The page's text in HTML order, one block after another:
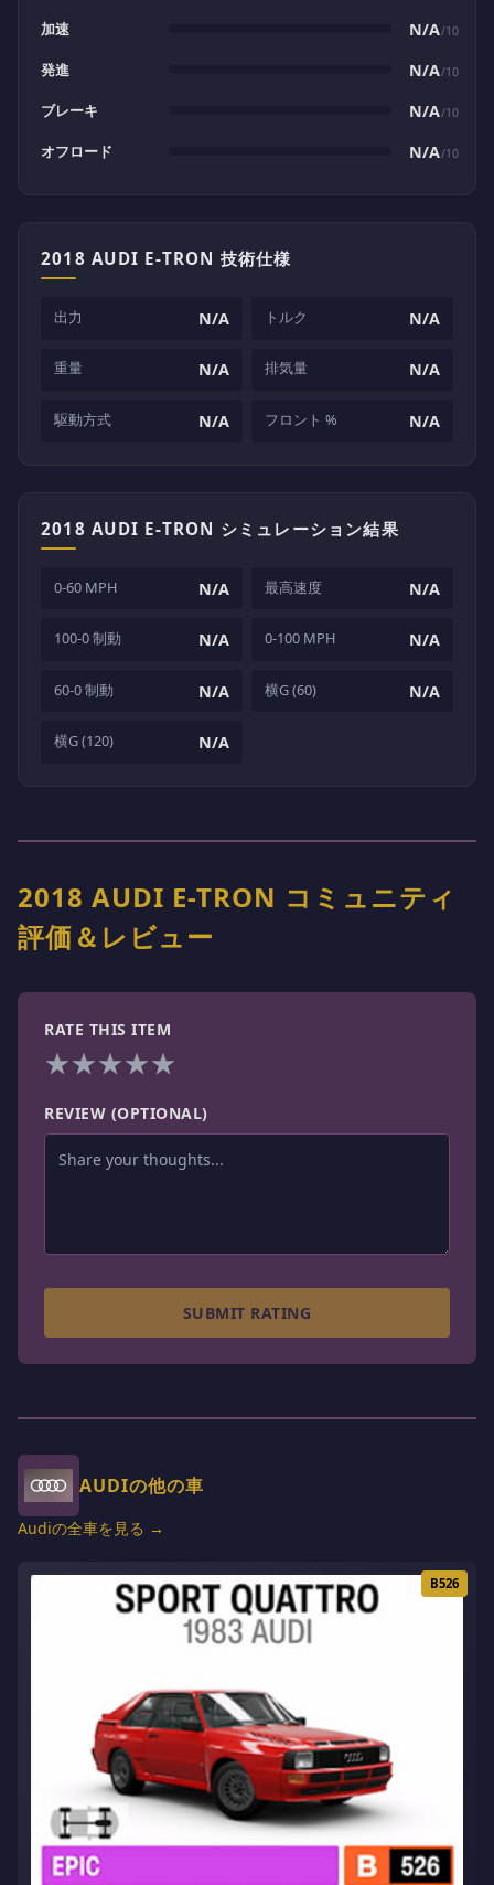
加速 N/A/10
発進 N/A/10
ブレーキ N/A/10
オフロード N/A/10
2018 AUDI E-TRON 技術仕様
出力 N/A トルク N/A
重量 N/A 排気量 N/A
駆動方式 N/A フロント % N/A
2018 AUDI E-TRON シミュレーション結果
0-60 MPH N/A 最高速度 N/A
100-0 制動 N/A 0-100 MPH N/A
60-0 制動 N/A 横G (60) N/A
横G (120) N/A
2018 AUDI E-TRON コミュニティ
評価＆レビュー
RATE THIS ITEM
★★★★★
REVIEW (OPTIONAL)
SUBMIT RATING
AUDIの他の車
Audiの全車を見る →
B526